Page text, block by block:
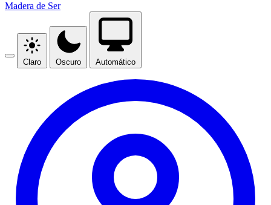
Madera de Ser
Claro Oscuro Automático